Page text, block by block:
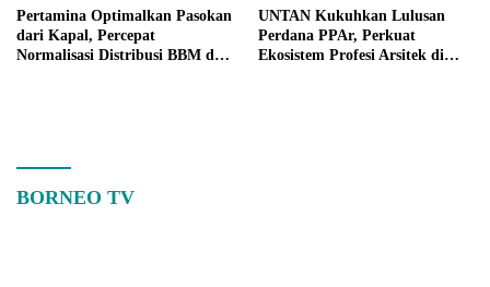
Pertamina Optimalkan Pasokan
dari Kapal, Percepat
Normalisasi Distribusi BBM di
UNTAN Kukuhkan Lulusan
Perdana PPAr, Perkuat
Ekosistem Profesi Arsitek di
BORNEO TV